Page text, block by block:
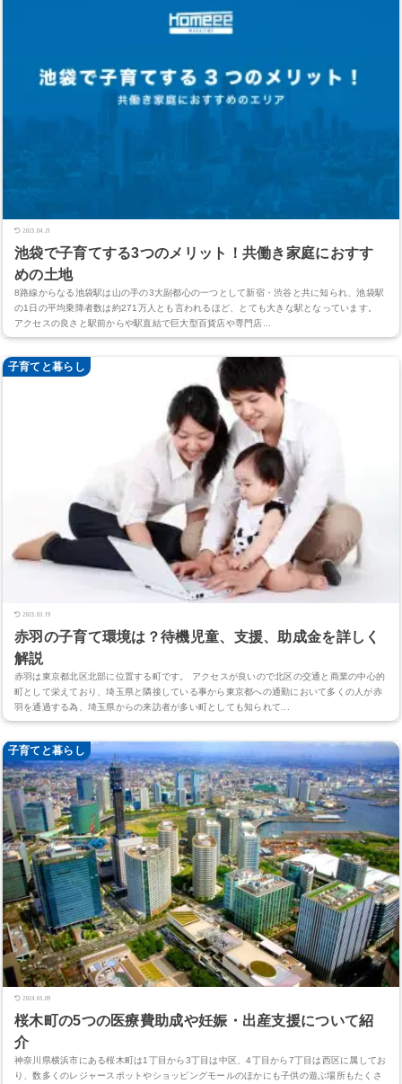
池袋で子育てする3つのメリット！共働き家庭におすす
めの土地
2025.04.21
8路線からなる池袋駅は山の手の3大副都心の一つとして新宿・渋谷と共に知られ、池袋駅
の1日の平均乗降者数は約271万人とも言われるほど、とても大きな駅となっています。
アクセスの良さと駅前からや駅直結で巨大型百貨店や専門店...
子育てと暮らし
赤羽の子育て環境は？待機児童、支援、助成金を詳しく
解説
2025.03.19
赤羽は東京都北区北部に位置する町です。 アクセスが良いので北区の交通と商業の中心的
町として栄えており、埼玉県と隣接している事から東京都への通勤において多くの人が赤
羽を通過する為、埼玉県からの来訪者が多い町としても知られて...
子育てと暮らし
桜木町の5つの医療費助成や妊娠・出産支援について紹
介
2024.05.09
神奈川県横浜市にある桜木町は1丁目から3丁目は中区、4丁目から7丁目は西区に属してお
り、数多くのレジャースポットやショッピングモールのほかにも子供の遊ぶ場所もたくさ